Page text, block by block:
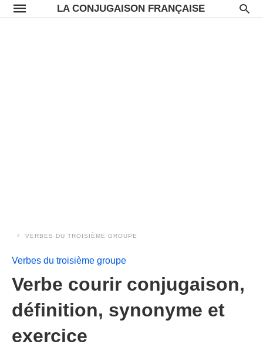
LA CONJUGAISON FRANÇAISE
VERBES DU TROISIÈME GROUPE
Verbes du troisième groupe
Verbe courir conjugaison,
définition, synonyme et
exercice